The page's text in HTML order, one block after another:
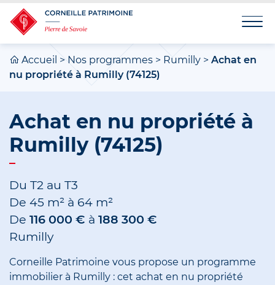
Accueil >Nos programmes > Rumilly > Achat en
nu propriété à Rumilly (74125)
Achat en nu propriété à
Rumilly (74125)
Du T2 au T3
De 45 m² à 64 m²
De 116 000 € à 188 300 €
Rumilly
Corneille Patrimoine vous propose un programme
immobilier à Rumilly : cet achat en nu propriété